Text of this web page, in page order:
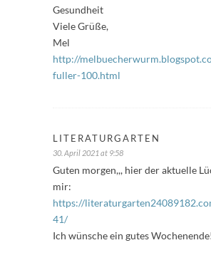
Gesundheit
Viele Grüße,
Mel
http://
fuller-100.html
LITERATURGARTEN
30. April 2021 at 9:58
Guten morgen,,, hier der aktuelle
mir:
https://
41/
Ich wünsche ein gutes Wochenende!